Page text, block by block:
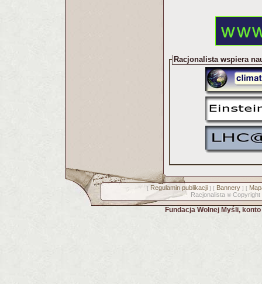
Racjonalista wspiera
[ Regulamin publikacji] [ Bannery] [
Racjonalista © Copyright
Fundacja Wolnej Myśli,